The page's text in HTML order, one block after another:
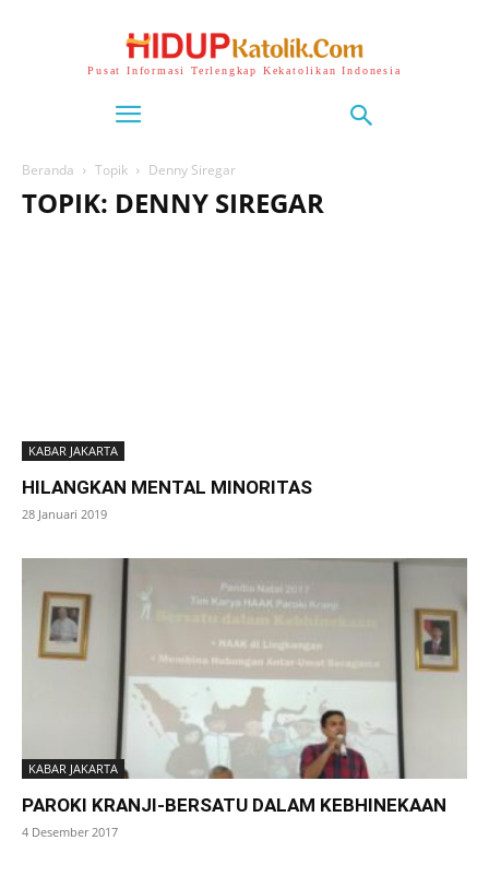
Pusat Informasi Terlengkap Kekatolikan Indonesia
Beranda Topik Denny Siregar
TOPIK: DENNY SIREGAR
KABAR JAKARTA
HILANGKAN MENTAL MINORITAS
28 Januari 2019
KABAR JAKARTA
PAROKI KRANJI-BERSATU DALAM KEBHINEKAAN
4 Desember 2017